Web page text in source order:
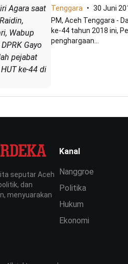
Agara saat
Wabup
Gayo
pejabat
ke-44 di
Tenggara
30 Juni
PM, Aceh Tenggara -
ke-44 tahun 2018 ini,
penghargaan...
seputar Aceh
dan
menyuarakan
Kanal
Nanggroe
Politika
Hukum
Ekonomi